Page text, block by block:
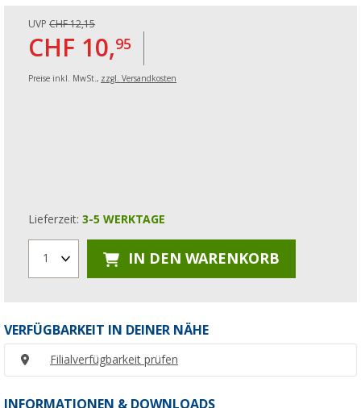
UVP CHF 12,15
CHF 10,95
Preise inkl. MwSt., zzgl. Versandkosten
Lieferzeit: 3-5 WERKTAGE
1 IN DEN WARENKORB
VERFÜGBARKEIT IN DEINER NÄHE
Filialverfügbarkeit prüfen
INFORMATIONEN & DOWNLOADS